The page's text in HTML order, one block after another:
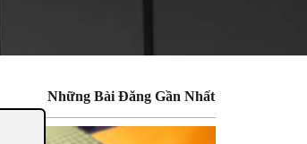
Những Bài Đăng Gần Nhất